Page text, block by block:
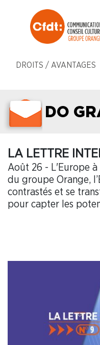
DROITS / AVANTAGES
DO
LA LETTRE
Août 26 - L'Europe
du groupe Orange,
contrastés et se
pour capter les